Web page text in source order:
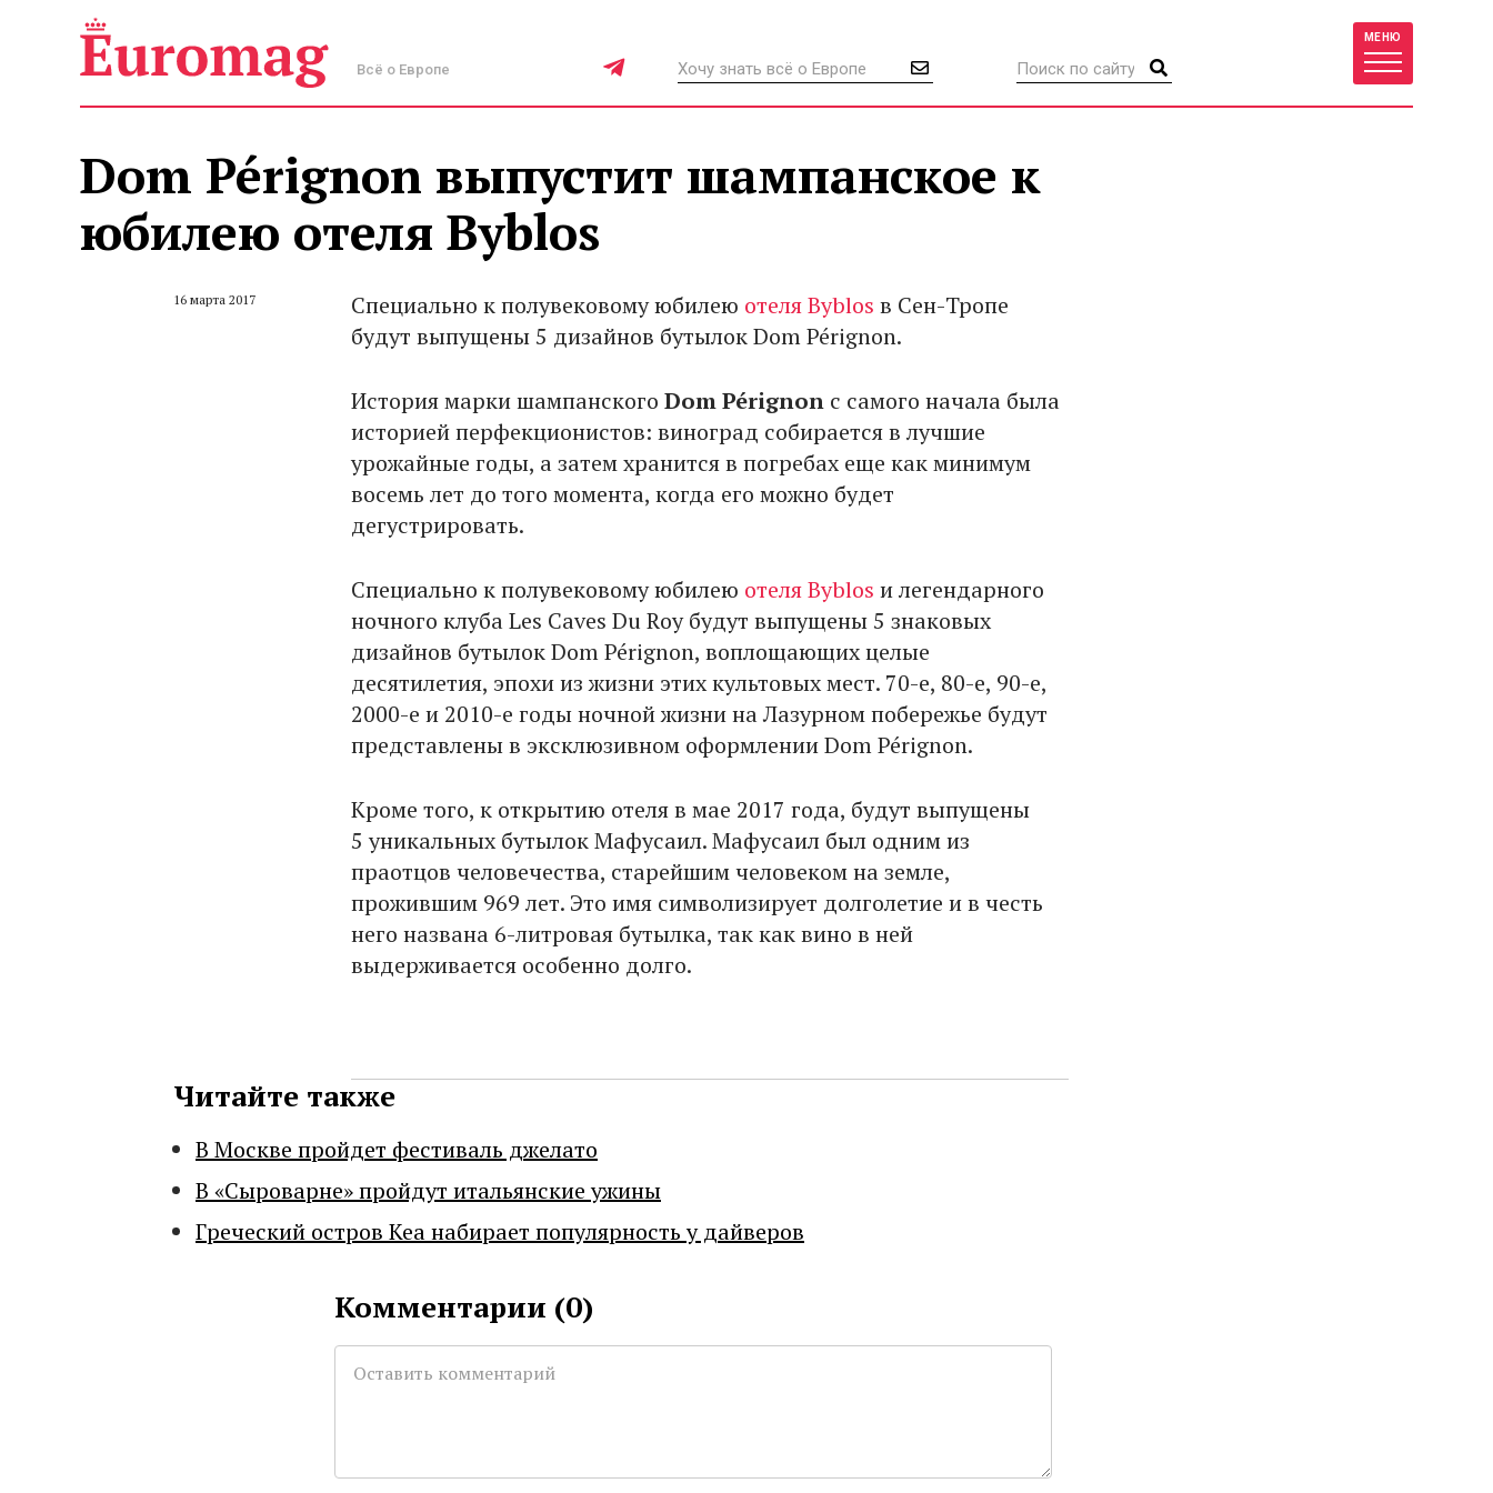
Всё о Европе
МЕНЮ
Dom Pérignon выпустит шампанское к
юбилею отеля Byblos
16 марта 2017 Специально к полувековому юбилею отеля Byblos в Сен-Тропе
будут выпущены 5 дизайнов бутылок Dom Pérignon.
История марки шампанского Dom Pérignon с самого начала была
историей перфекционистов: виноград собирается в лучшие
урожайные годы, а затем хранится в погребах еще как минимум
восемь лет до того момента, когда его можно будет
дегустрировать.
Специально к полувековому юбилею отеля Byblos и легендарного
ночного клуба Les Caves Du Roy будут выпущены 5 знаковых
дизайнов бутылок Dom Pérignon, воплощающих целые
десятилетия, эпохи из жизни этих культовых мест. 70-е, 80-е, 90-е,
2000-е и 2010-е годы ночной жизни на Лазурном побережье будут
представлены в эксклюзивном оформлении Dom Pérignon.
Кроме того, к открытию отеля в мае 2017 года, будут выпущены
5 уникальных бутылок Мафусаил. Мафусаил был одним из
праотцов человечества, старейшим человеком на земле,
прожившим 969 лет. Это имя символизирует долголетие и в честь
него названа 6-литровая бутылка, так как вино в ней
выдерживается особенно долго.
Читайте также
В Москве пройдет фестиваль джелато
В «Сыроварне» пройдут итальянские ужины
Греческий остров Кеа набирает популярность у дайверов
Комментарии (0)